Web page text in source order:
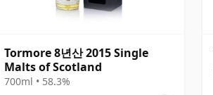
Tormore 8년산 2015 Single
Malts of Scotland
700ml • 58.3%